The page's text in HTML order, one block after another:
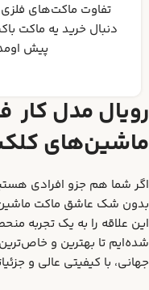
تفاوت ماکت‌های
دنبال خرید یه ماکت
پیش
رویال مدل
ماشین‌های
اگر شما هم جزو افرادی
بدون شک عاشق ماکت
این علاقه را به یک تجربه
شده‌ایم تا بهترین و
جهانی، با کیفیتی عالی و